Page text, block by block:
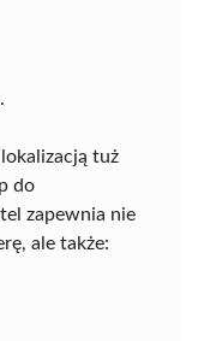
tuż
do
zapewnia nie
ale także: